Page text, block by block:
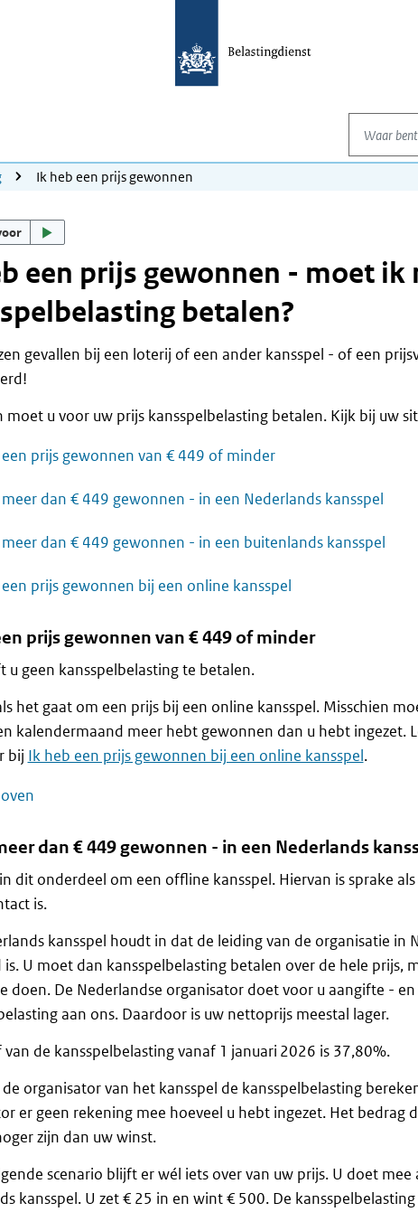
Waar
Ik heb een prijs gewonnen
een prijs gewonnen - moet ik
betalen?
gevallen bij een loterij of een ander kansspel - of een
moet u voor uw prijs kansspelbelasting betalen. Kijk bij uw
prijs gewonnen van € 449 of minder
dan € 449 gewonnen - in een Nederlands kansspel
dan € 449 gewonnen - in een buitenlands kansspel
prijs gewonnen bij een online kansspel
prijs gewonnen van € 449 of minder
u geen kansspelbelasting te betalen.
het gaat om een prijs bij een online kansspel. Misschien
kalendermaand meer hebt gewonnen dan u hebt ingezet.
bij Ik heb een prijs gewonnen bij een online kansspel.
dan € 449 gewonnen - in een Nederlands
dit onderdeel om een offline kansspel. Hiervan is sprake
is.
kansspel houdt in dat de leiding van de organisatie in
is. U moet dan kansspelbelasting betalen over de hele prijs,
doen. De Nederlandse organisator doet voor u aangifte -
aan ons. Daardoor is uw nettoprijs meestal lager.
de kansspelbelasting vanaf 1 januari 2026 is 37,80%.
organisator van het kansspel de kansspelbelasting
er geen rekening mee hoeveel u hebt ingezet. Het bedrag
zijn dan uw winst.
scenario blijft er wél iets over van uw prijs. U doet mee
kansspel. U zet € 25 in en wint € 500. De